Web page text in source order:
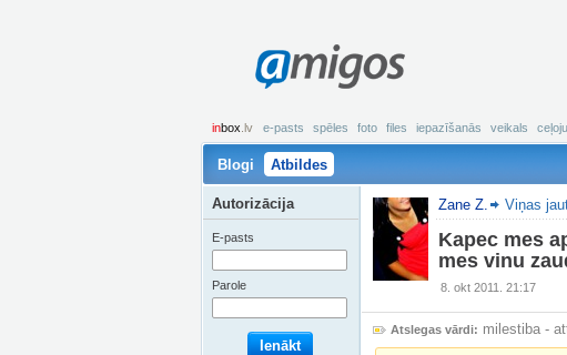
amigos
inbox .lv e-pasts spēles foto files iepazīšanās veikals
Blogi Atbildes
Zane Z. Viņas
Kapec mes
mes vinu
8. okt 2011. 21:17
Atslegas vārdi: milestiba -
Autorizācija
E-pasts
Parole
Ienākt